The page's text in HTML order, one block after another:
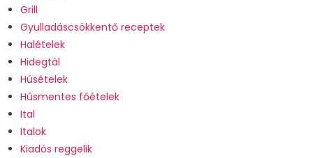
Grill
Gyulladáscsökkentő receptek
Halételek
Hidegtál
Húsételek
Húsmentes főételek
Ital
Italok
Kiadós reggelik